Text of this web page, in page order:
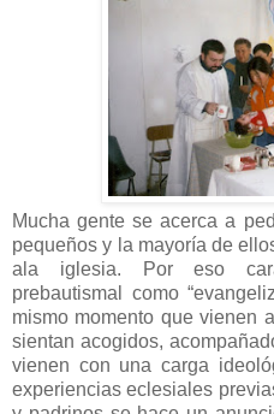
Mucha gente se acerca a
pequeños y la mayoría de
ala iglesia. Por eso
prebautismal como
mismo momento que vienen
sientan acogidos,
vienen con una carga
experiencias eclesiales